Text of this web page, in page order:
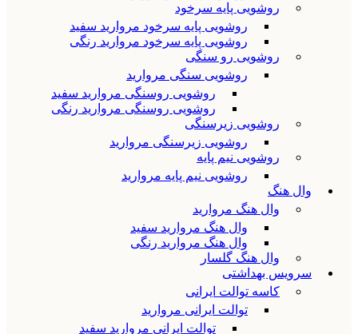
روشویی پایه سرخود
روشویی پایه سرخود مروارید سفید
روشویی پایه سرخود مروارید رنگی
روشویی رو سنگی
روشویی سنگی مروارید
روشویی روسنگی مروارید سفید
روشویی روسنگی مروارید رنگی
روشویی زیرسنگی
روشویی زیرسنگی مروارید
روشویی نیم پایه
روشویی نیم پایه مروارید
وال هنگ
وال هنگ مروارید
وال هنگ مروارید سفید
وال هنگ مروارید رنگی
وال هنگ گلسار
سرویس بهداشتی
کاسه توالت ایرانی
توالت ایرانی مروارید
توالت ایرانی مروارید سفید